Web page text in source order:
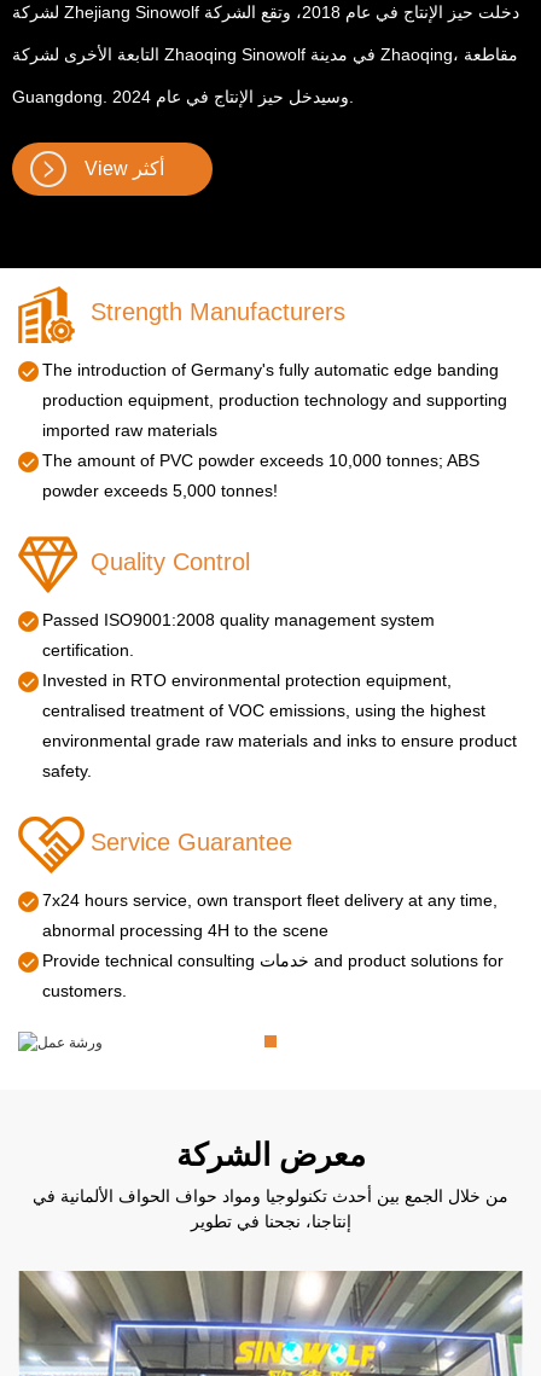
لشركة Zhejiang Sinowolf دخلت حيز الإنتاج في عام 2018، وتقع الشركة
التابعة الأخرى لشركة Zhaoqing Sinowolf في مدينة Zhaoqing، مقاطعة
View أكثر
Strength Manufacturers
The introduction of Germany's fully automatic edge banding
production equipment, production technology and supporting
imported raw materials
The amount of PVC powder exceeds 10,000 tonnes; ABS
powder exceeds 5,000 tonnes!
Quality Control
Passed ISO9001:2008 quality management system
certification.
Invested in RTO environmental protection equipment,
centralised treatment of VOC emissions, using the highest
environmental grade raw materials and inks to ensure product
safety.
Service Guarantee
7x24 hours service, own transport fleet delivery at any time,
abnormal processing 4H to the scene
Provide technical consulting خدمات and product solutions for
customers.
معرض الشركة
من خلال الجمع بين أحدث تكنولوجيا ومواد حواف الحواف الألمانية في
إنتاجنا، نجحنا في تطوير